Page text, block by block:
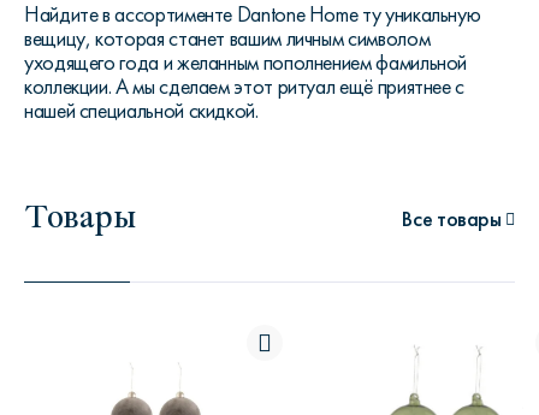
Найдите в ассортименте Dantone Home ту уникальную
вещицу, которая станет вашим личным символом
уходящего года и желанным пополнением фамильной
коллекции. А мы сделаем этот ритуал ещё приятнее с
нашей специальной скидкой.
Товары Все товары